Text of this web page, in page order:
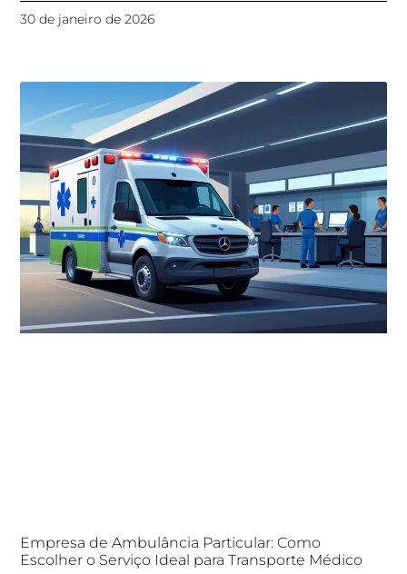
30 de janeiro de 2026
Empresa de Ambulância Particular: Como
Escolher o Serviço Ideal para Transporte Médico